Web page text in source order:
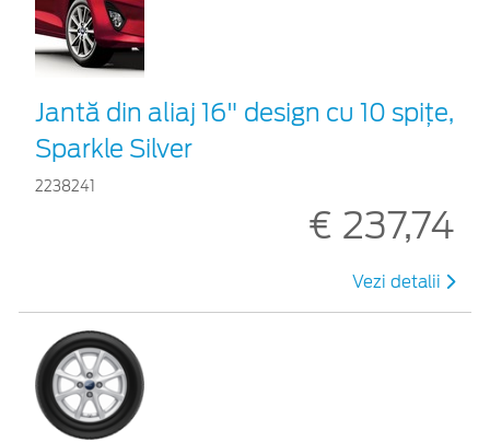
Jantă din aliaj 16" design cu 10 spițe,
Sparkle Silver
2238241
€ 237,74
Vezi detalii